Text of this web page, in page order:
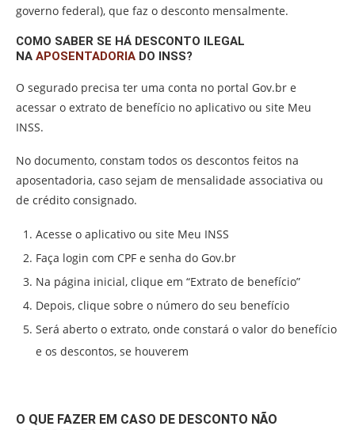
governo federal), que faz o desconto mensalmente.
COMO SABER SE HÁ DESCONTO ILEGAL
NA APOSENTADORIA DO INSS?
O segurado precisa ter uma conta no portal Gov.br e
acessar o extrato de benefício no aplicativo ou site Meu
INSS.
No documento, constam todos os descontos feitos na
aposentadoria, caso sejam de mensalidade associativa ou
de crédito consignado.
Acesse o aplicativo ou site Meu INSS
Faça login com CPF e senha do Gov.br
Na página inicial, clique em “Extrato de benefício”
Depois, clique sobre o número do seu benefício
Será aberto o extrato, onde constará o valor do benefício
e os descontos, se houverem
O QUE FAZER EM CASO DE DESCONTO NÃO